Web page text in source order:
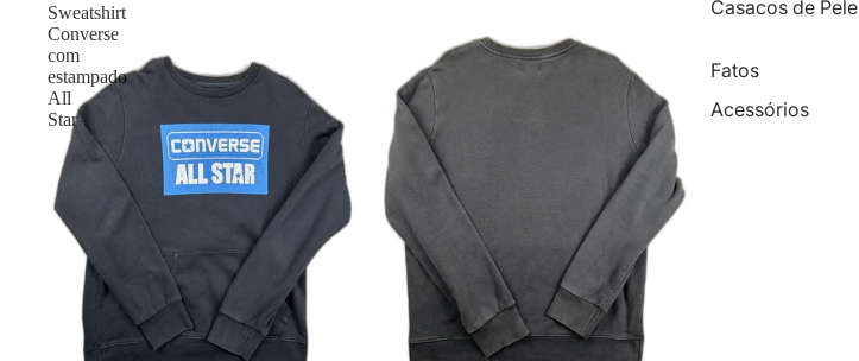
Casacos de Pele
Fatos
Acessórios
Sweatshirt
Converse
com
estampado
All
Star